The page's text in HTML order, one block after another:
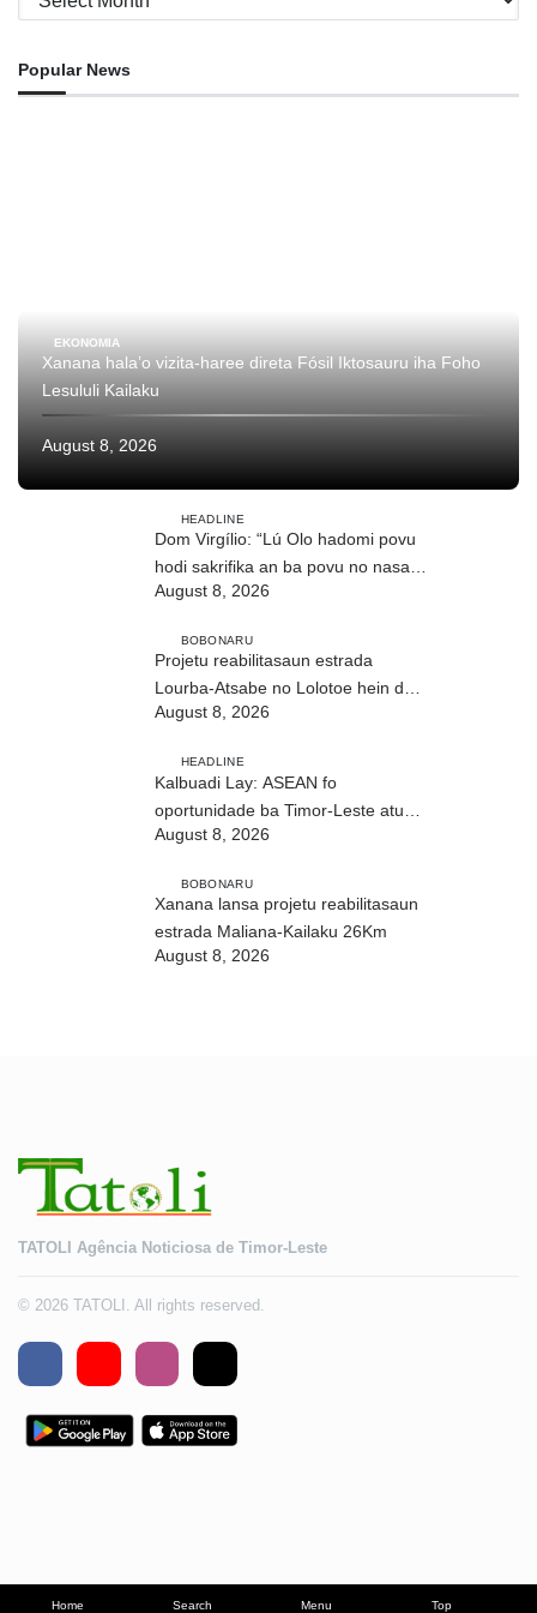
Home Search Menu Top
Popular News
EKONOMIA
Xanana hala’o vizita-haree direta Fósil Iktosauru iha Foho
Lesululi Kailaku
August 8, 2026
HEADLINE
Dom Virgílio: “Lú Olo hadomi povu
hodi sakrifika an ba povu no nasaun
ho fuan”
August 8, 2026
BOBONARU
Projetu reabilitasaun estrada
Lourba-Atsabe no Lolotoe hein de’it
vistu tribunál
August 8, 2026
HEADLINE
Kalbuadi Lay: ASEAN fo
oportunidade ba Timor-Leste atu
aselera transformasaun ekonómika
August 8, 2026
BOBONARU
Xanana lansa projetu reabilitasaun
estrada Maliana-Kailaku 26Km
August 8, 2026
TATOLI Agência Noticiosa de Timor-Leste
© 2026 TATOLI. All rights reserved.